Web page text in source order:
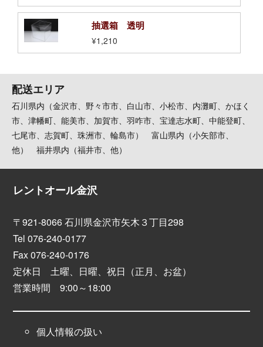
抽選箱 透明
¥1,210
配送エリア
石川県内（金沢市、野々市市、白山市、小松市、内灘町、かほく
市、津幡町、能美市、加賀市、羽咋市、宝達志水町、中能登町、
七尾市、志賀町、珠洲市、輪島市） 富山県内（小矢部市、
他） 福井県内（福井市、他）
レントオール金沢
〒921-8066 石川県金沢市矢木３丁目298
Tel 076-240-0177
Fax 076-240-0176
定休日 土曜、日曜、祝日（正月、お盆）
営業時間 9:00～18:00
個人情報の扱い